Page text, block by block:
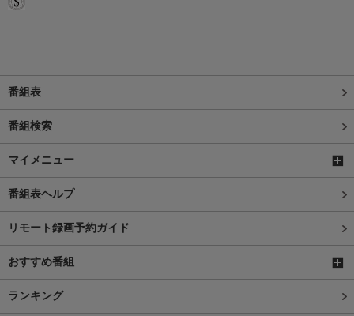
番組表
番組検索
マイメニュー
番組表ヘルプ
リモート録画予約ガイド
おすすめ番組
ランキング